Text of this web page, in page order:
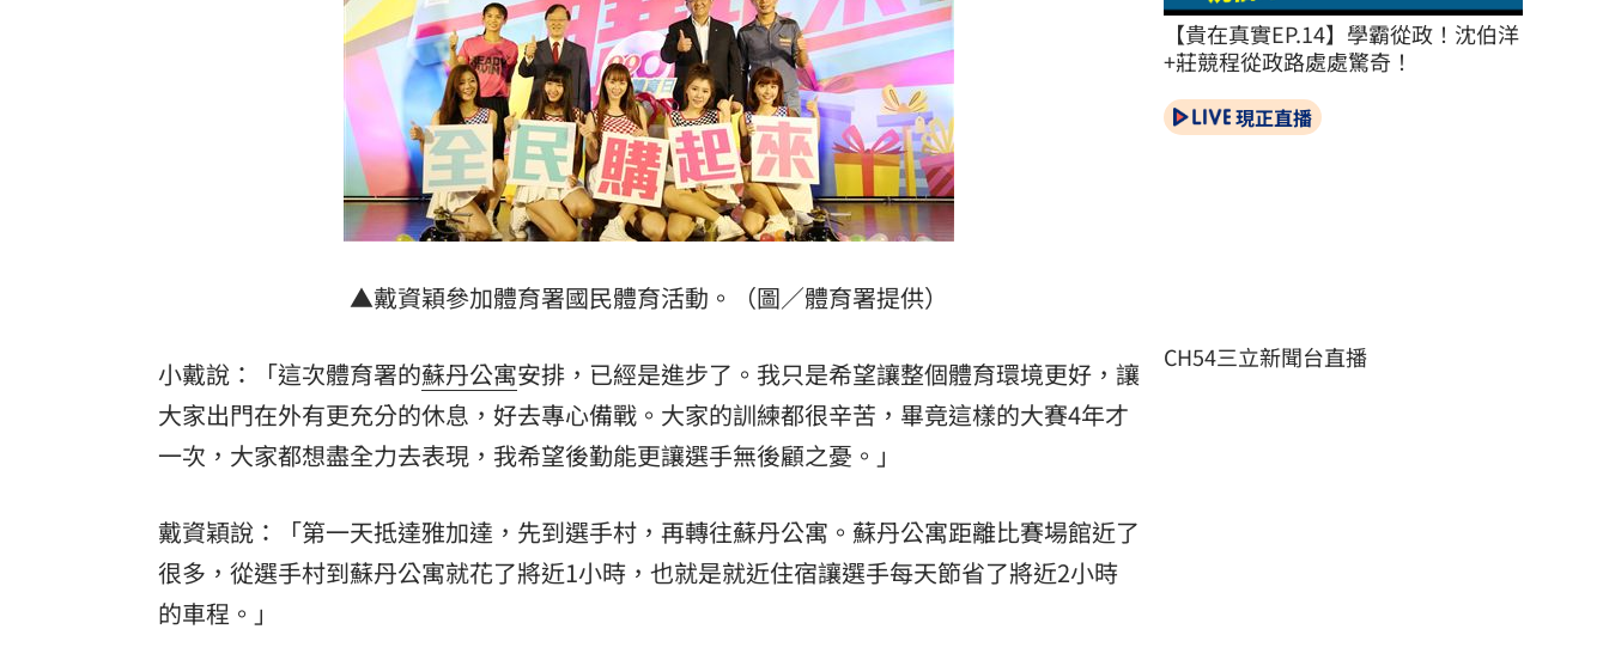
騎車半路沒油 連晨翔寶特瓶買汽油花18元 18:26
日本長壽秘密找到了！1食物穩血糖又通腸 18:25
20:31
LIVE三立+24小時直播 15:27
三立iNEWS新聞台線上直播 18:00
商場戰國來臨 台中「頂奢大道」逐漸成形 12:00
「拍片人的多重宇宙」職涯論壇9/12登場！ 10:30
8國球員齊聚高雄 Formosa 7s掀足球熱潮 10:00
▲戴資穎參加體育署國民體育活動。（圖／體育署提供）
小戴說：「這次體育署的蘇丹公寓安排，已經是進步了。我只是希望讓整個體育環境更好，讓
大家出門在外有更充分的休息，好去專心備戰。大家的訓練都很辛苦，畢竟這樣的大賽4年才
一次，大家都想盡全力去表現，我希望後勤能更讓選手無後顧之憂。」
戴資穎說：「第一天抵達雅加達，先到選手村，再轉往蘇丹公寓。蘇丹公寓距離比賽場館近了
很多，從選手村到蘇丹公寓就花了將近1小時，也就是就近住宿讓選手每天節省了將近2小時
的車程。」
【貴在真實EP.14】學霸從政！沈伯洋
+莊競程從政路處處驚奇！
現正直播
CH54三立新聞台直播